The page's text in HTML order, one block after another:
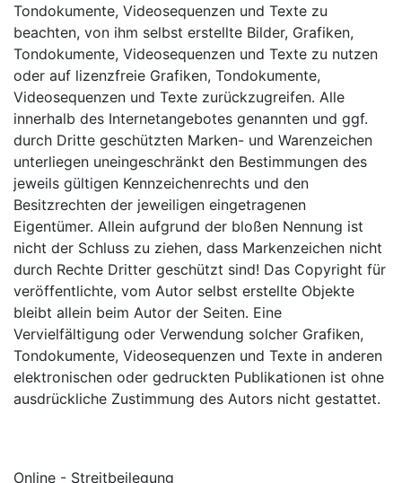
Tondokumente, Videosequenzen und Texte zu
beachten, von ihm selbst erstellte Bilder, Grafiken,
Tondokumente, Videosequenzen und Texte zu nutzen
oder auf lizenzfreie Grafiken, Tondokumente,
Videosequenzen und Texte zurückzugreifen. Alle
innerhalb des Internetangebotes genannten und ggf.
durch Dritte geschützten Marken- und Warenzeichen
unterliegen uneingeschränkt den Bestimmungen des
jeweils gültigen Kennzeichenrechts und den
Besitzrechten der jeweiligen eingetragenen
Eigentümer. Allein aufgrund der bloßen Nennung ist
nicht der Schluss zu ziehen, dass Markenzeichen nicht
durch Rechte Dritter geschützt sind! Das Copyright für
veröffentlichte, vom Autor selbst erstellte Objekte
bleibt allein beim Autor der Seiten. Eine
Vervielfältigung oder Verwendung solcher Grafiken,
Tondokumente, Videosequenzen und Texte in anderen
elektronischen oder gedruckten Publikationen ist ohne
ausdrückliche Zustimmung des Autors nicht gestattet.
Online - Streitbeilegung